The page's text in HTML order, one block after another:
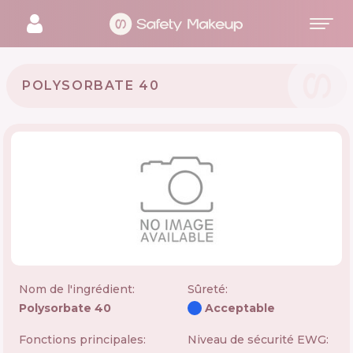
POLYSORBATE 40
Nom de l'ingrédient:
Polysorbate 40
Sûreté:
Acceptable
Fonctions principales:
Niveau de sécurité EWG: